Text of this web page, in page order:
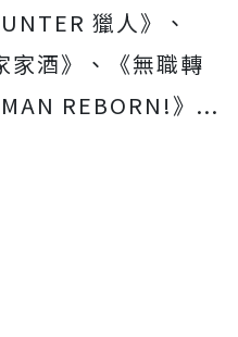
獵人》、
家酒》、《無職轉
REBORN!》...